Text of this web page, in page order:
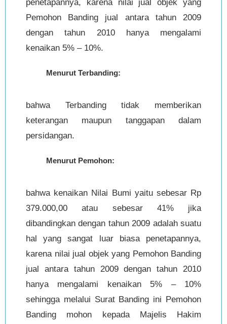
penetapannya, karena nilai jual objek yang
Pemohon Banding jual antara tahun 2009
dengan tahun 2010 hanya mengalami
kenaikan 5% – 10%.
Menurut Terbanding:
bahwa Terbanding tidak memberikan
keterangan maupun tanggapan dalam
persidangan.
Menurut Pemohon:
bahwa kenaikan Nilai Bumi yaitu sebesar Rp
379.000,00 atau sebesar 41% jika
dibandingkan dengan tahun 2009 adalah suatu
hal yang sangat luar biasa penetapannya,
karena nilai jual objek yang Pemohon Banding
jual antara tahun 2009 dengan tahun 2010
hanya mengalami kenaikan 5% – 10%
sehingga melalui Surat Banding ini Pemohon
Banding mohon kepada Majelis Hakim